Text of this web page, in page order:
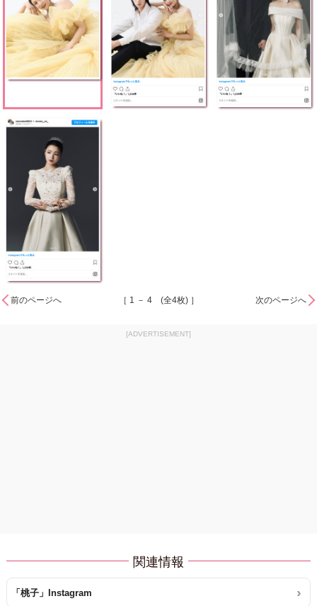
前のページへ ［ 1 － 4 (全4枚) ］ 次のページへ
[ADVERTISEMENT]
関連情報
「桃子」Instagram